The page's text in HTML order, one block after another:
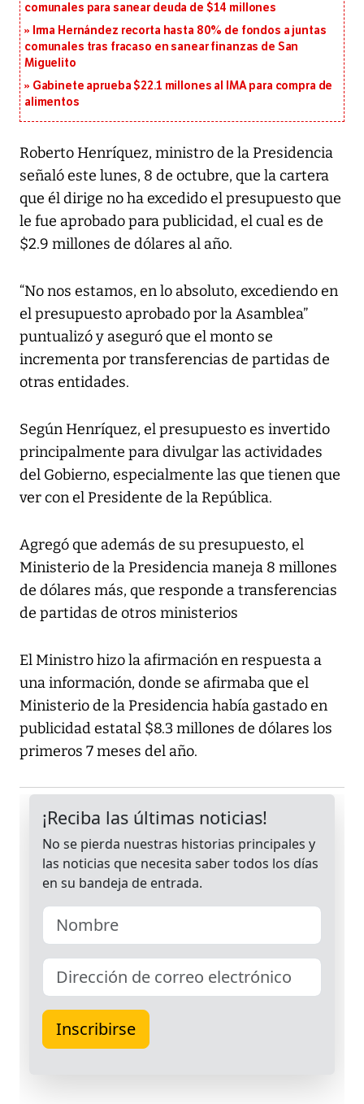
comunales para sanear deuda de $14 millones
Irma Hernández recorta hasta 80% de fondos a juntas
comunales tras fracaso en sanear finanzas de San
Miguelito
Gabinete aprueba $22.1 millones al IMA para compra de
alimentos
Roberto Henríquez, ministro de la Presidencia
señaló este lunes, 8 de octubre, que la cartera
que él dirige no ha excedido el presupuesto que
le fue aprobado para publicidad, el cual es de
$2.9 millones de dólares al año.
“No nos estamos, en lo absoluto, excediendo en
el presupuesto aprobado por la Asamblea”
puntualizó y aseguró que el monto se
incrementa por transferencias de partidas de
otras entidades.
Según Henríquez, el presupuesto es invertido
principalmente para divulgar las actividades
del Gobierno, especialmente las que tienen que
ver con el Presidente de la República.
Agregó que además de su presupuesto, el
Ministerio de la Presidencia maneja 8 millones
de dólares más, que responde a transferencias
de partidas de otros ministerios
El Ministro hizo la afirmación en respuesta a
una información, donde se afirmaba que el
Ministerio de la Presidencia había gastado en
publicidad estatal $8.3 millones de dólares los
primeros 7 meses del año.